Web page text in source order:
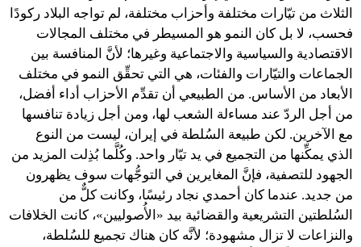
الثلاث من تيّارات مختلفة وأحزاب مختلفة، لم تواجه البلاد ركودًا
فحسب، لا بل كان النمو هو المسيطر في مختلف المجالات
الاقتصادية والسياسية والاجتماعية وغيرها؛ لأنَّ المنافسة بين
الجماعات والتيّارات والفئات، هي التي تحقِّق النمو في مختلف
الأبعاد من الأساس. من الطبيعي أن تقدِّم الأحزاب أداء أفضل،
من أجل الردّ عند مساءلة الشعب لها، ومن أجل زيادة تنافسها
مع الآخرين. لكن طبيعة السُلطة في إيران، ليست من النوع
الذي يمكِّنها من التجميع في يد تيّار واحد. وكُلَّما بُذِلت المزيد من
الجهود للتصفية، فإنَّ المغايرين في التوجُّهات سوف يظهرون
من جديد. عندما كان أحمدي نجاد رئيسًا، وكانت كلٌّ من
السُلطتين التشريعية والقضائية بيد «الأُصوليين»، كانت الخلافات
والنزاعات لا تزال مشهودة؛ لأنَّه كان هناك تجميع للسُلطة،